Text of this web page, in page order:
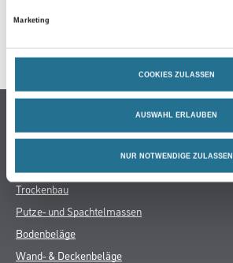
Marketing
COOKIES ZULASSEN
AUSWAHL ERLAUBEN
NUR NOTWENDIGE ZULASSEN
GEFAHRENHINWEISE
Farbe
Trockenbau
Putze- und Spachtelmassen
Bodenbeläge
Wand- & Deckenbeläge